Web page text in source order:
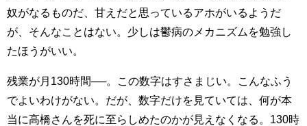
奴がなるものだ、甘えだと思っているアホがいるようだ
が、そんなことはない。少しは鬱病のメカニズムを勉強し
たほうがいい。
残業が月130時間──。この数字はすさまじい。こんなふう
でよいわけがない。だが、数字だけを見ていては、何が本
当に高橋さんを死に至らしめたのかが見えなくなる。130時